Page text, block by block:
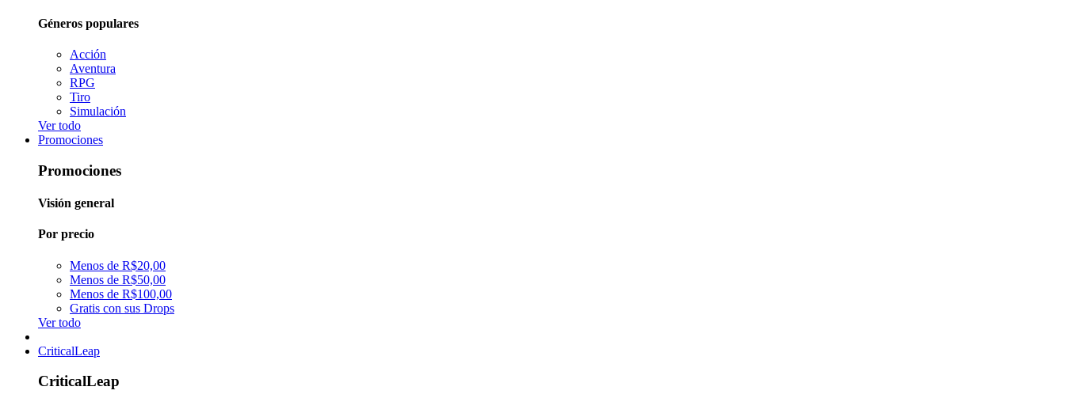
Géneros populares
Acción
Aventura
RPG
Tiro
Simulación
Ver todo
Promociones
Promociones
Visión general
Por precio
Menos de R$20,00
Menos de R$50,00
Menos de R$100,00
Gratis con sus Drops
Ver todo
CriticalLeap
CriticalLeap